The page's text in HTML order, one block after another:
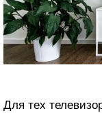
Для тех